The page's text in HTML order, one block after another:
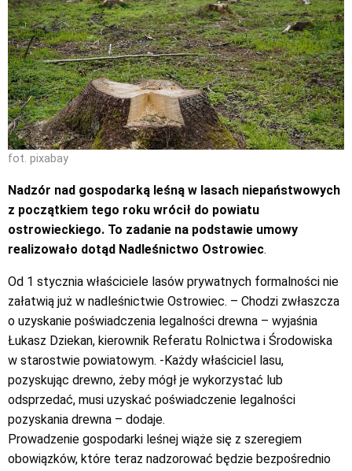
fot. pixabay
Nadzór nad gospodarką leśną w lasach niepaństwowych
z początkiem tego roku wrócił do powiatu
ostrowieckiego. To zadanie na podstawie umowy
realizowało dotąd Nadleśnictwo Ostrowiec.
Od 1 stycznia właściciele lasów prywatnych formalności nie
załatwią już w nadleśnictwie Ostrowiec. – Chodzi zwłaszcza
o uzyskanie poświadczenia legalności drewna – wyjaśnia
Łukasz Dziekan, kierownik Referatu Rolnictwa i Środowiska
w starostwie powiatowym. -Każdy właściciel lasu,
pozyskując drewno, żeby mógł je wykorzystać lub
odsprzedać, musi uzyskać poświadczenie legalności
pozyskania drewna – dodaje.
Prowadzenie gospodarki leśnej wiąże się z szeregiem
obowiązków, które teraz nadzorować będzie bezpośrednio